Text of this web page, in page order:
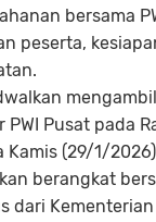
bersama
peserta,
PWI Pusat pada
(29/1/
berangkat
dari